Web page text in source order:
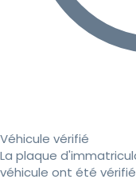
Véhicule vérifié
La plaque
véhicule ont été